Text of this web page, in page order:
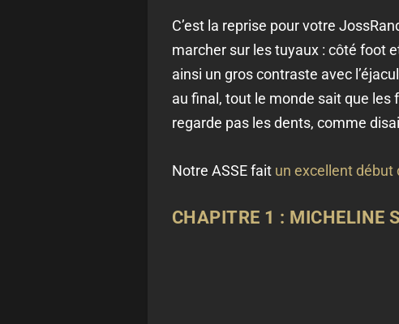
C’est la reprise pour votre
marcher sur les tuyaux : côté foot
ainsi un gros contraste avec
au final, tout le monde sait que les
regarde pas les dents, comme
Notre ASSE fait un excellent début
CHAPITRE 1 : MICHELINE